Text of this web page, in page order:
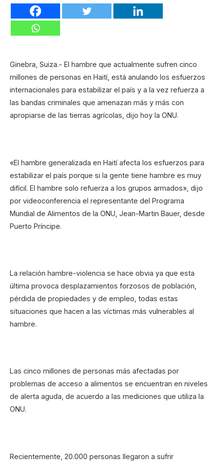
Ginebra, Suiza.- El hambre que actualmente sufren cinco
millones de personas en Haití, está anulando los esfuerzos
internacionales para estabilizar el país y a la vez refuerza a
las bandas criminales que amenazan más y más con
apropiarse de las tierras agrícolas, dijo hoy la ONU.
«El hambre generalizada en Haití afecta los esfuerzos para
estabilizar el país porque si la gente tiene hambre es muy
difícil. El hambre solo refuerza a los grupos armados», dijo
por videoconferencia el representante del Programa
Mundial de Alimentos de la ONU, Jean-Martin Bauer, desde
Puerto Príncipe.
La relación hambre-violencia se hace obvia ya que esta
última provoca desplazamientos forzosos de población,
pérdida de propiedades y de empleo, todas estas
situaciones que hacen a las víctimas más vulnerables al
hambre.
Las cinco millones de personas más afectadas por
problemas de acceso a alimentos se encuentran en niveles
de alerta aguda, de acuerdo a las mediciones que utiliza la
ONU.
Recientemente, 20.000 personas llegaron a sufrir